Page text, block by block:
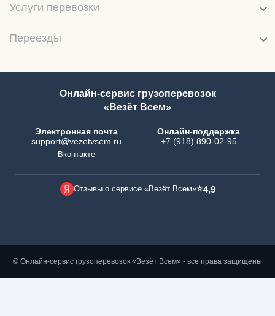
Услуги перевозки
Переезды
Онлайн-сервис грузоперевозок
«Везёт Всем»
Электронная почта
support@vezetvsem.ru
Вконтакте
Онлайн-поддержка
+7 (918) 890-02-95
Отзывы о сервисе «Везёт Всем»⭐4,9
© Онлайн-сервис грузоперевозок «Везёт Всем» - все права защищены